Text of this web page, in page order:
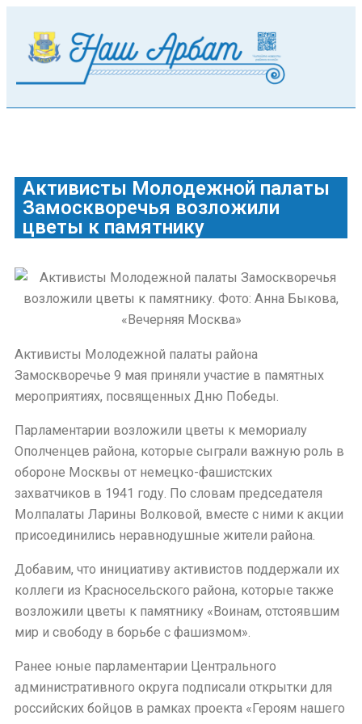
Активисты Молодежной палаты
Замоскворечья возложили
цветы к памятнику
Активисты Молодежной палаты района
Замоскворечье 9 мая приняли участие в памятных
мероприятиях, посвященных Дню Победы.
Парламентарии возложили цветы к мемориалу
Ополченцев района, которые сыграли важную роль в
обороне Москвы от немецко-фашистских
захватчиков в 1941 году. По словам председателя
Молпалаты Ларины Волковой, вместе с ними к акции
присоединились неравнодушные жители района.
Добавим, что инициативу активистов поддержали их
коллеги из Красносельского района, которые также
возложили цветы к памятнику «Воинам, отстоявшим
мир и свободу в борьбе с фашизмом».
Ранее юные парламентарии Центрального
административного округа подписали открытки для
российских бойцов в рамках проекта «Героям нашего